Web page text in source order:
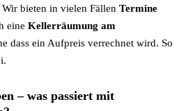
bieten in vielen Fällen Termine
eine Kellerräumung am
dass ein Aufpreis verrechnet wird. So
– was passiert mit